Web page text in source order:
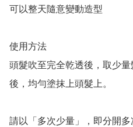
可以整天隨意變動造型
使用方法
頭髮吹至完全乾透後，取少
後，均勻塗抹上頭髮上。
請以「多次少量」，即分開